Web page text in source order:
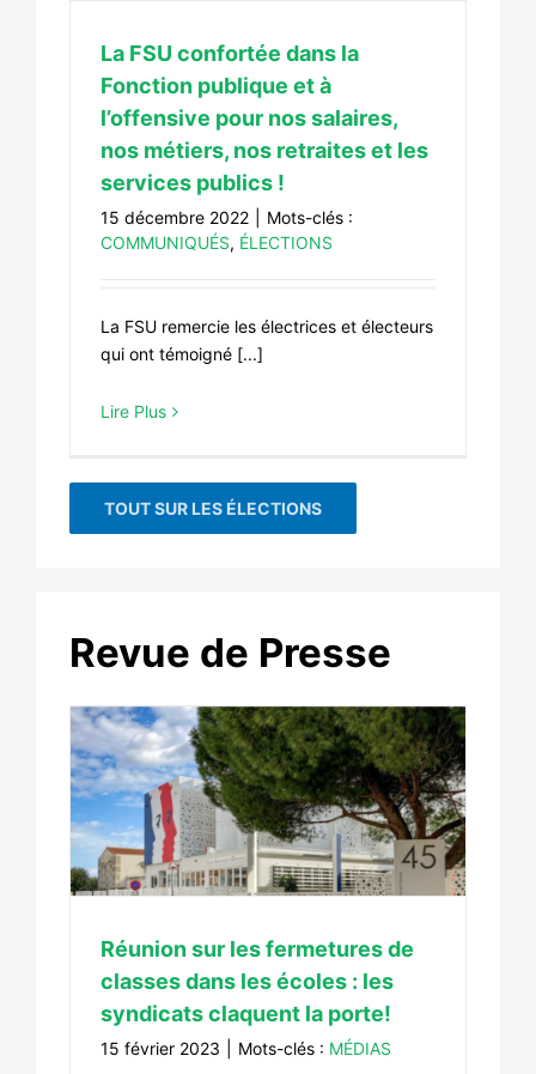
La FSU confortée dans la
Fonction publique et à
l’offensive pour nos salaires,
nos métiers, nos retraites et les
services publics !
15 décembre 2022
Mots-clés :
COMMUNIQUÉS, ÉLECTIONS
La FSU remercie les électrices et électeurs
qui ont témoigné [...]
Lire Plus
TOUT SUR LES ÉLECTIONS
Revue de Presse
Réunion sur les fermetures de
classes dans les écoles : les
syndicats claquent la porte!
15 février 2023 Mots-clés : MÉDIAS